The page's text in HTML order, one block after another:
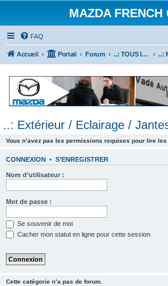
MAZDA FRENCH
FAQ
Accueil Portail Forum ..: TOUS les Véhicules MAZDA :..
..: Extérieur / Eclairage /
Vous n’avez pas les permissions requises pour lire les
CONNEXION • S’ENREGISTRER
Nom d’utilisateur :
Mot de passe :
Se souvenir de moi
Cacher mon statut en ligne pour cette session
Cette catégorie n’a pas de forum.